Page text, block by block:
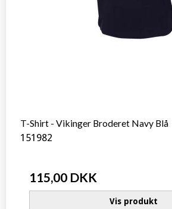
T-Shirt - Vikinger Broderet Navy Blå
151982
115,00 DKK
Vis produkt